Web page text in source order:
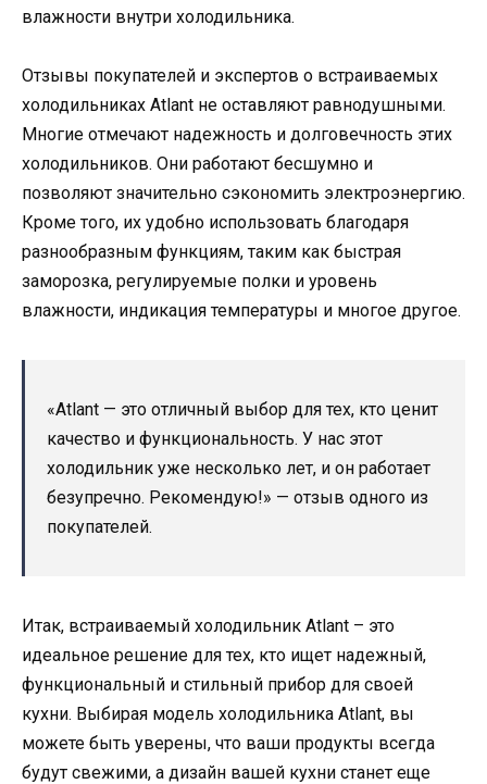
влажности внутри холодильника.
Отзывы покупателей и экспертов о встраиваемых
холодильниках Аtlant не оставляют равнодушными.
Многие отмечают надежность и долговечность этих
холодильников. Они работают бесшумно и
позволяют значительно сэкономить электроэнергию.
Кроме того, их удобно использовать благодаря
разнообразным функциям, таким как быстрая
заморозка, регулируемые полки и уровень
влажности, индикация температуры и многое другое.
«Аtlant — это отличный выбор для тех, кто ценит
качество и функциональность. У нас этот
холодильник уже несколько лет, и он работает
безупречно. Рекомендую!» — отзыв одного из
покупателей.
Итак, встраиваемый холодильник Аtlant – это
идеальное решение для тех, кто ищет надежный,
функциональный и стильный прибор для своей
кухни. Выбирая модель холодильника Аtlant, вы
можете быть уверены, что ваши продукты всегда
будут свежими, а дизайн вашей кухни станет еще